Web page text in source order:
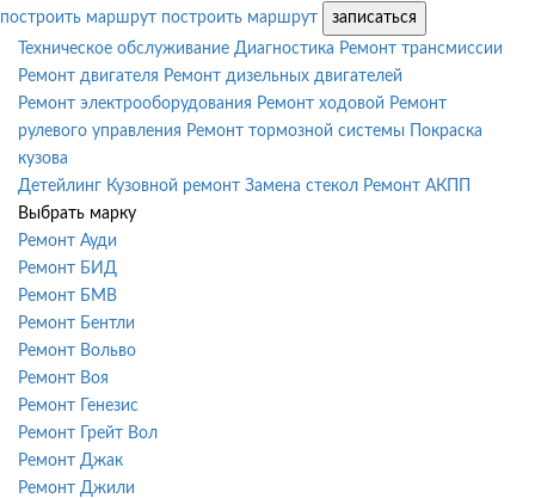
построить маршрут построить маршрут
записаться
Техническое обслуживание Диагностика Ремонт трансмиссии
Ремонт двигателя Ремонт дизельных двигателей
Ремонт электрооборудования Ремонт ходовой Ремонт
рулевого управления Ремонт тормозной системы
Покраска
кузова
Детейлинг Кузовной ремонт Замена стекол Ремонт АКПП
Выбрать марку
Ремонт Ауди
Ремонт БИД
Ремонт БМВ
Ремонт Бентли
Ремонт Вольво
Ремонт Воя
Ремонт Генезис
Ремонт Грейт Вол
Ремонт Джак
Ремонт Джили